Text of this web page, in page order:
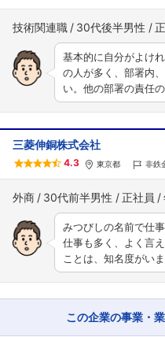
技術関連職 30代後半男性
基本的に自分がよけ
の人が多く、部署内
い。他の部署の責任
三菱伸銅株式会社
4.3 東京都 非鉄
外商 30代前半男性 正社員
みつびしの名前で仕
仕事も多く、よく言
ことは、知名度がい
この企業の事業・